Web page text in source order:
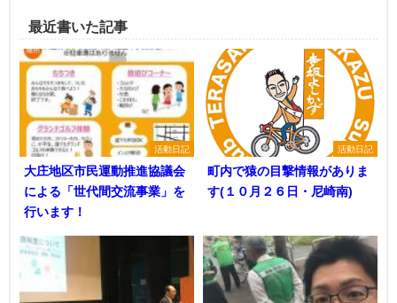
最近書いた記事
活動日記
大庄地区市民運動推進協議会
による「世代間交流事業」を
行います！
活動日記
町内で猿の目撃情報がありま
す(１０月２６日・尼崎南)